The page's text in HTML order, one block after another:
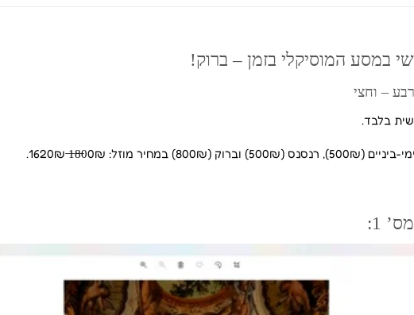
במסע המוסיקלי בזמן – ברוק!
1: